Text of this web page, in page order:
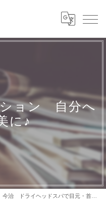
ョン 自分へ
に♪
今治 ドライヘッドスパで目元・首肩・頭すっきり♪